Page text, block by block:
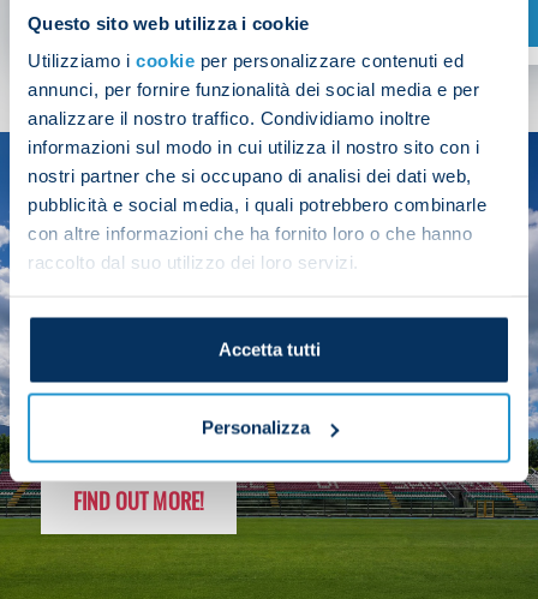
Questo sito web utilizza i cookie
Utilizziamo i cookie per personalizzare contenuti ed
annunci, per fornire funzionalità dei social media e per
analizzare il nostro traffico. Condividiamo inoltre
informazioni sul modo in cui utilizza il nostro sito con i
nostri partner che si occupano di analisi dei dati web,
pubblicità e social media, i quali potrebbero combinarle
con altre informazioni che ha fornito loro o che hanno
raccolto dal suo utilizzo dei loro servizi.
Accetta tutti
Personalizza
SHOP NOW
SEASON
2025/26
FOLLOW THE CHAMPS' JOURNEY
FIND OUT MORE!